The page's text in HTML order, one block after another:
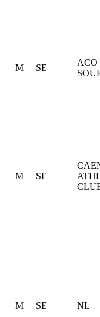
M SE
ACO
M SE
M SE NL